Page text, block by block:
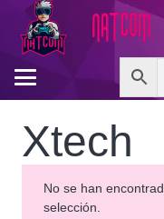
Xtech
No se han
selección.